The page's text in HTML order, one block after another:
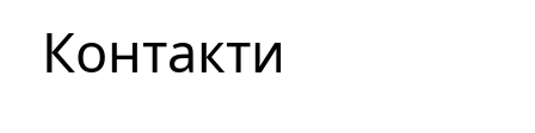
Контакти